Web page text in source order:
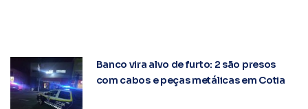
Banco vira alvo de furto: 2 são presos
com cabos e peças metálicas em Cotia